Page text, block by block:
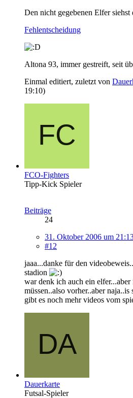
Den nicht gegebenen Elfer siehst
Fehlentscheidung
Altona 93, immer gestreift, seit
Einmal editiert, zuletzt von
19:10)
FCO-Fighters
Tipp-Kick Spieler
Beiträge
24
31. Oktober 2006 um
#12
jaaa...danke für den
stadion
war denk ich auch ein elfer...aber
müssen..also vorher..aber naja..is
gibt es noch mehr videos vom
Dauerkarte
Futsal-Spieler